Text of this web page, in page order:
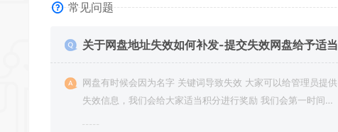
常见问题
关于网盘地址失效如何补发-提交失效网盘给予适当
积分奖励
网盘有时候会因为名字 关键词导致失效 大家可以给管理员提供
失效信息，我们会给大家适当积分进行奖励 我们会第一时间进